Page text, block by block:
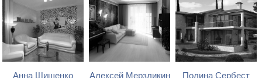
Анна Шишенко Алексей Мерзликин Полина Сербест